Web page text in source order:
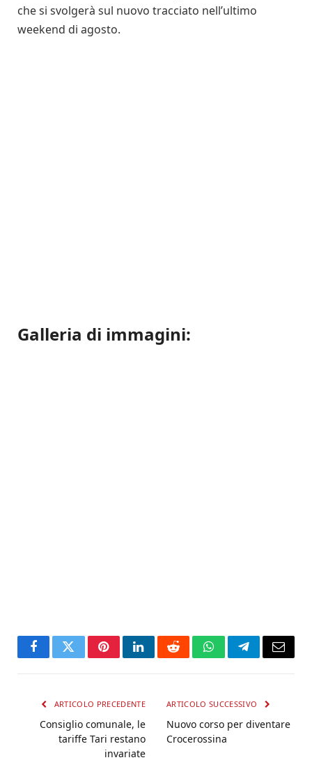
che si svolgerà sul nuovo tracciato nell’ultimo
weekend di agosto.
Galleria di immagini:
FacebookTwitterPinterestLinkedInRedditWhatsAppTelegramEmail
ARTICOLO PRECEDENTE
Consiglio comunale, le
tariffe Tari restano
invariate
ARTICOLO SUCCESSIVO
Nuovo corso per diventare
Crocerossina